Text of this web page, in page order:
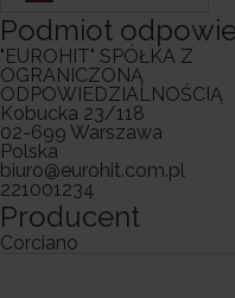
Podmiot
"EUROHIT" SPÓŁKA Z
OGRANICZONĄ
ODPOWIEDZIALNOŚCIĄ
Kobucka 23/118
02-699 Warszawa
Polska
biuro@eurohit.com.pl
221001234
Producent
Corciano